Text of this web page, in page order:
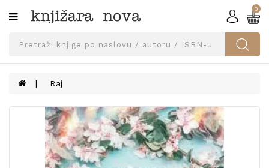
Kategorije
SVEUČILIŠNA
UDŽBENICI
KNJIGE
PRIBOR
OPREMA
0
Raj